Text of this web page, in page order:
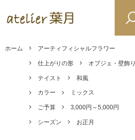
ホーム アーティフィシャルフラワー
仕上がりの形 オブジェ・壁飾り
テイスト 和風
カラー ミックス
ご予算 3,000円～5,000円
シーズン お正月